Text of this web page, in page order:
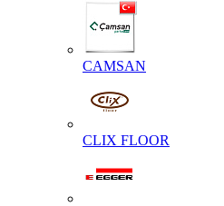
CAMSAN
CLIX FLOOR